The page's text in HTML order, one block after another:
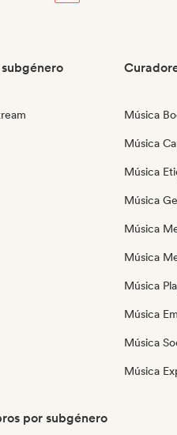
Música
Música
Música
Música
Música
Música
Música
Música
Música
Música
por subgénero